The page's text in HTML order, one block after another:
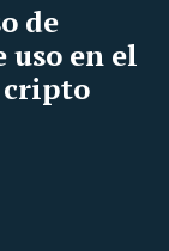
de
uso en el
cripto